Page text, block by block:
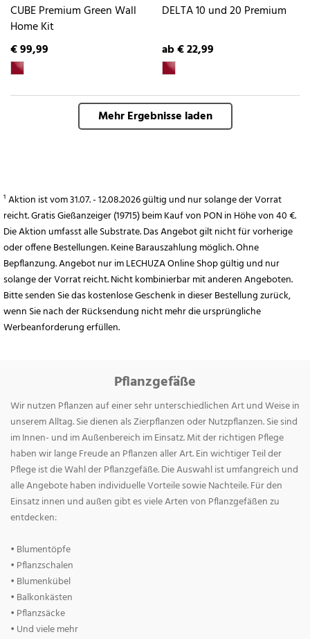
CUBE Premium Green Wall
Home Kit
€ 99,99
DELTA 10 und 20 Premium
ab € 22,99
Mehr Ergebnisse laden
¹ Aktion ist vom 31.07. - 12.08.2026 gültig und nur solange der Vorrat
reicht. Gratis Gießanzeiger (19715) beim Kauf von PON in Höhe von 40 €.
Die Aktion umfasst alle Substrate. Das Angebot gilt nicht für vorherige
oder offene Bestellungen. Keine Barauszahlung möglich. Ohne
Bepflanzung. Angebot nur im LECHUZA Online Shop gültig und nur
solange der Vorrat reicht. Nicht kombinierbar mit anderen Angeboten.
Bitte senden Sie das kostenlose Geschenk in dieser Bestellung zurück,
wenn Sie nach der Rücksendung nicht mehr die ursprüngliche
Werbeanforderung erfüllen.
Pflanzgefäße
Wir nutzen Pflanzen auf einer sehr unterschiedlichen Art und Weise in
unserem Alltag. Sie dienen als Zierpflanzen oder Nutzpflanzen. Sie sind
im Innen- und im Außenbereich im Einsatz. Mit der richtigen Pflege
haben wir lange Freude an Pflanzen aller Art. Ein wichtiger Teil der
Pflege ist die Wahl der Pflanzgefäße. Die Auswahl ist umfangreich und
alle Angebote haben individuelle Vorteile sowie Nachteile. Für den
Einsatz innen und außen gibt es viele Arten von Pflanzgefäßen zu
entdecken:
• Blumentöpfe
• Pflanzschalen
• Blumenkübel
• Balkonkästen
• Pflanzsäcke
• Und viele mehr